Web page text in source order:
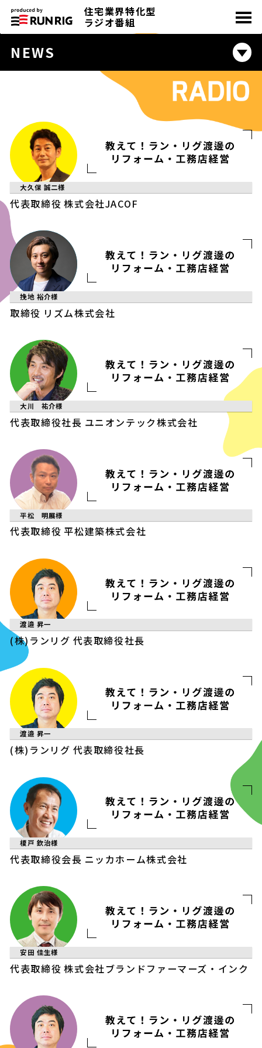
住宅業界特化型
ラジオ番組
NEWS
大久保 誠二様
代表取締役 株式会社JACOF
挽地 裕介様
取締役 リズム株式会社
大川 祐介様
代表取締役社長 ユニオンテック株式会社
平松 明展様
代表取締役 平松建築株式会社
渡邉 昇一
(株)ランリグ 代表取締役社長
渡邉 昇一
(株)ランリグ 代表取締役社長
榎戸 欽治様
代表取締役会長 ニッカホーム株式会社
安田 佳生様
代表取締役 株式会社ブランドファーマーズ・インク